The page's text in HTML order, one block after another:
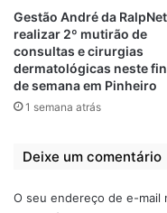
Covid-19
3 de junho de 2021
Em "PINHEIRO-MA"
Alerta Vermelho:
Bequimão já
19
Em "BEQUIMÃO-
Gestão André da
realizar 2º mutirão de
consultas e cirurgias
dermatológicas neste
de semana em Pinheiro
1 semana atrás
Deixe um comentário
O seu endereço de e-mail